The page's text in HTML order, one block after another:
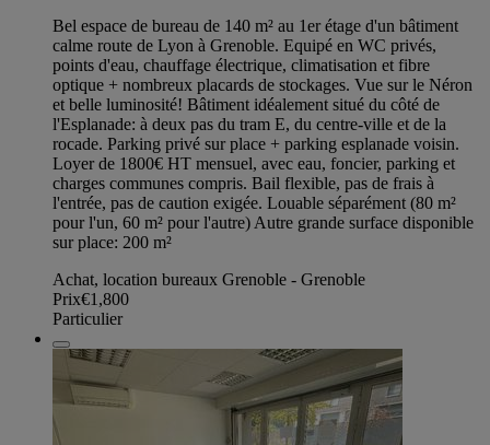
Bel espace de bureau de 140 m² au 1er étage d'un bâtiment
calme route de Lyon à Grenoble. Equipé en WC privés,
points d'eau, chauffage électrique, climatisation et fibre
optique + nombreux placards de stockages. Vue sur le Néron
et belle luminosité! Bâtiment idéalement situé du côté de
l'Esplanade: à deux pas du tram E, du centre-ville et de la
rocade. Parking privé sur place + parking esplanade voisin.
Loyer de 1800€ HT mensuel, avec eau, foncier, parking et
charges communes compris. Bail flexible, pas de frais à
l'entrée, pas de caution exigée. Louable séparément (80 m²
pour l'un, 60 m² pour l'autre) Autre grande surface disponible
sur place: 200 m²
Achat, location bureaux Grenoble - Grenoble
Prix€1,800
Particulier